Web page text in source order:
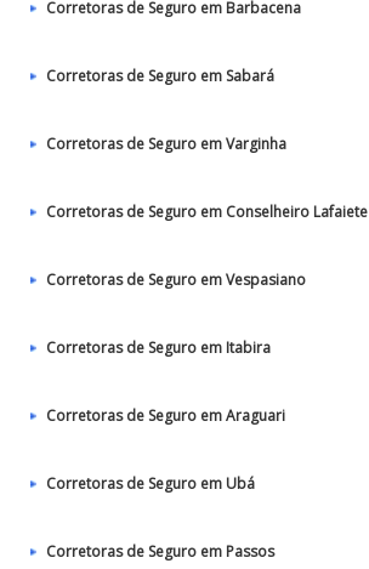
Corretoras de Seguro em Barbacena
Corretoras de Seguro em Sabará
Corretoras de Seguro em Varginha
Corretoras de Seguro em Conselheiro Lafaiete
Corretoras de Seguro em Vespasiano
Corretoras de Seguro em Itabira
Corretoras de Seguro em Araguari
Corretoras de Seguro em Ubá
Corretoras de Seguro em Passos